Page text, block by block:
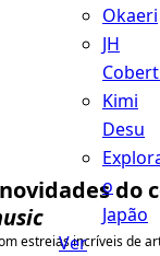
Okaeri
JH
Kimi
Desu
o
Japão
Ver
do
estreias incríveis de